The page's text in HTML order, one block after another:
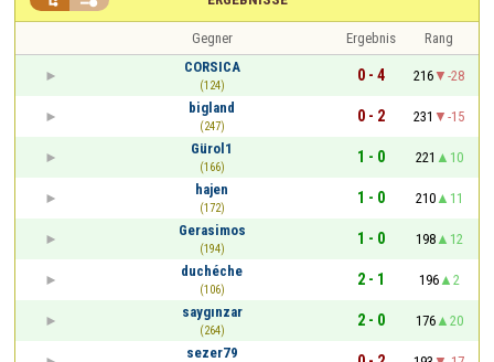
Gegner Ergebnis
Rang
CORSICA
(124)
0 - 4 216
-28
bigland
(247)
0 - 2 231
-15
Gürol1
(166)
1 - 0 221
10
hajen
(172)
1 - 0 210
11
Gerasimos
(194)
1 - 0 198
12
duchéche
(106)
2 - 1 196
2
saygınzar
(264)
2 - 0 176
20
sezer79